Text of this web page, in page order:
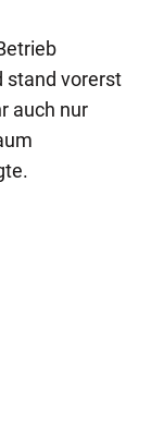
stand vorerst
auch nur